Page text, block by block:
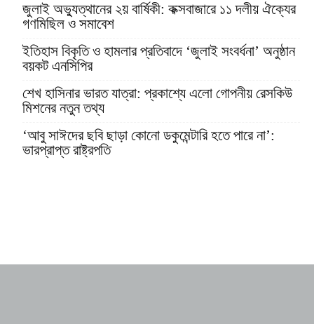
জুলাই অভ্যুত্থানের ২য় বার্ষিকী: কক্সবাজারে ১১ দলীয় ঐক্যের
গণমিছিল ও সমাবেশ
ইতিহাস বিকৃতি ও হামলার প্রতিবাদে ‘জুলাই সংবর্ধনা’ অনুষ্ঠান
বয়কট এনসিপির
শেখ হাসিনার ভারত যাত্রা: প্রকাশ্যে এলো গোপনীয় রেসকিউ
মিশনের নতুন তথ্য
‘আবু সাঈদের ছবি ছাড়া কোনো ডকুমেন্টারি হতে পারে না’:
ভারপ্রাপ্ত রাষ্ট্রপতি